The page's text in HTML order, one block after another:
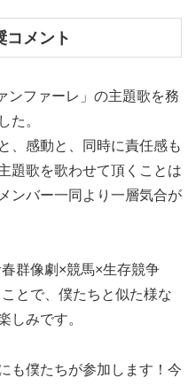
コメント
ンファーレ」の主題歌を務
た。
、感動と、同時に責任感も
題歌を歌わせて頂くことは
ンバー一同より一層気合が
群像劇×競馬×生存競争
ことで、僕たちと似た様な
しみです。
も僕たちが参加します！今